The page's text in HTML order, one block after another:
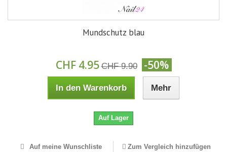
Mundschutz blau
CHF 4.95 CHF 9.90 -50%
In den Warenkorb Mehr
Auf Lager
Auf meine Wunschliste Zum Vergleich hinzufügen